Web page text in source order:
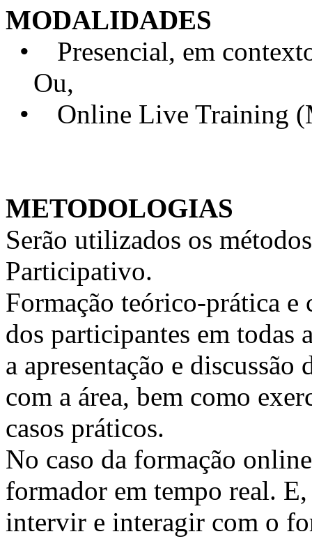
MODALIDADES
• Presencial, em
Ou,
• Online Live Training
METODOLOGIAS
Serão utilizados os
Participativo.
Formação teórico-prática e
dos participantes em todas
a apresentação e
com a área, bem como
casos práticos.
No caso da formação
formador em tempo real.
intervir e interagir com o